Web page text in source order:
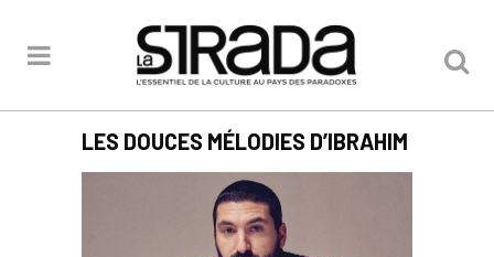
LES DOUCES MÉLODIES D’IBRAHIM